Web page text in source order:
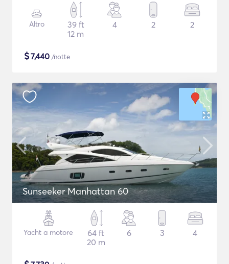
Altro
39 ft
12 m
4 2 2
$7,440 /notte
Sunseeker Manhattan 60
Yacht a motore
64 ft
20 m
6 3 4